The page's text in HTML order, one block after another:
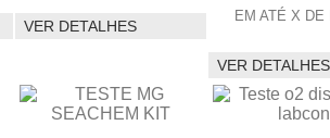
VER DETALHES
EM ATÉ X DE
VER DETALHES